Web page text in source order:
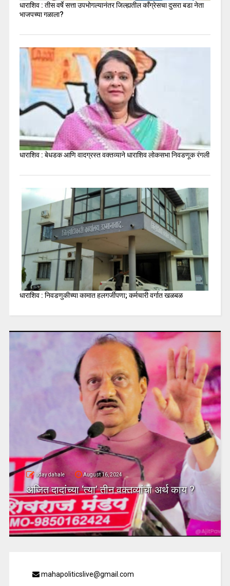
धाराशिव : तीस वर्षे सत्ता उपभोगल्यानंतर जिल्ह्यतील कॉंग्रेसचा दुसरा बडा नेता
भाजपच्या गळाला?
धाराशिव : बेधडक आणि वादग्रस्त वक्तव्याने धाराशिव लोकसभा निवडणूक रंगली
धाराशिव : निवडणुकीच्या कामात हलगर्जीपणा; कर्मचारी वर्गात खळबळ
uday dahale August 16, 2024
अजित दादांच्या ‘त्या’ तीन वक्तव्यांचा अर्थ काय ?
mahapoliticslive@gmail.com